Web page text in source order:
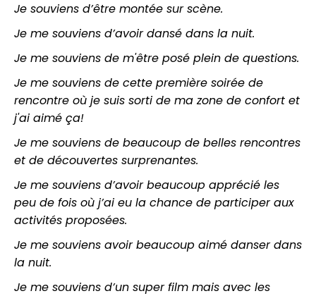
Je souviens d’être montée sur scène.
Je me souviens d’avoir dansé dans la nuit.
Je me souviens de m'être posé plein de questions.
Je me souviens de cette première soirée de
rencontre où je suis sorti de ma zone de confort et
j'ai aimé ça!
Je me souviens de beaucoup de belles rencontres
et de découvertes surprenantes.
Je me souviens d’avoir beaucoup apprécié les
peu de fois où j’ai eu la chance de participer aux
activités proposées.
Je me souviens avoir beaucoup aimé danser dans
la nuit.
Je me souviens d’un super film mais avec les